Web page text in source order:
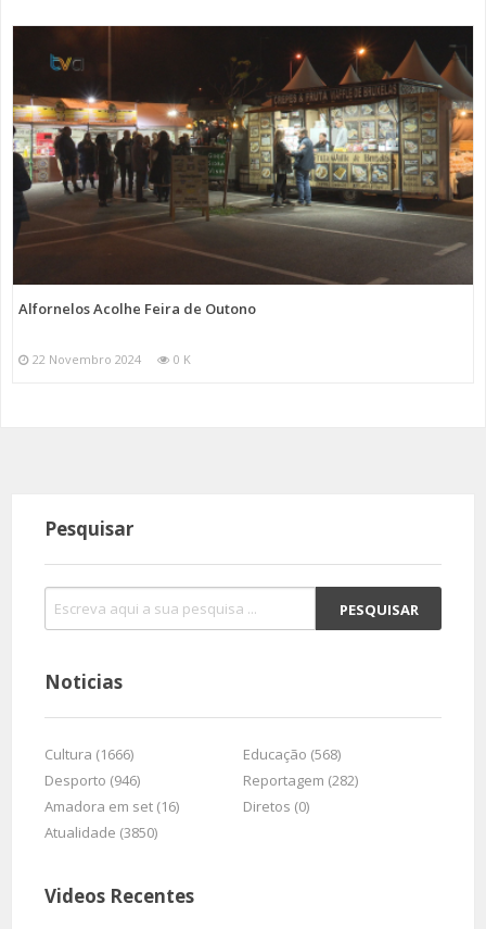
Alfornelos Acolhe Feira de Outono
22 Novembro 2024 0 K
Pesquisar
Noticias
Cultura (1666)
Educação (568)
Desporto (946)
Reportagem (282)
Amadora em set (16)
Diretos (0)
Atualidade (3850)
Videos Recentes